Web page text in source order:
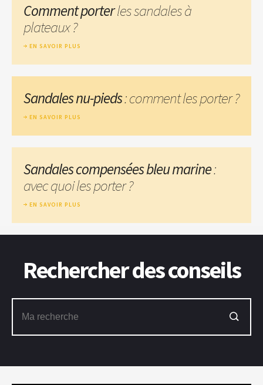
Comment porterles sandales à
plateaux ?
EN SAVOIR PLUS
Sandales nu-pieds: comment les porter ?
EN SAVOIR PLUS
Sandales compensées bleu marine:
avec quoi les porter ?
EN SAVOIR PLUS
Rechercher des conseils